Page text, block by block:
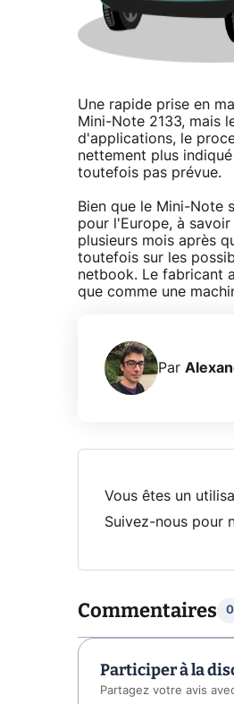
Une rapide prise en
Mini-Note 2133, mais
d'applications, le
nettement plus
toutefois pas prévue.
Bien que le Mini-Note
pour l'Europe, à
plusieurs mois après
toutefois sur les
netbook. Le fabricant
que comme une
Par
Vous êtes un
Suivez-nous pour
Commentaires 0
Participer à la
Partagez votre avis